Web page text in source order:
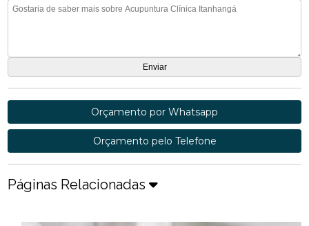
Orçamento por Whatsapp
Orçamento pelo Telefone
Páginas Relacionadas